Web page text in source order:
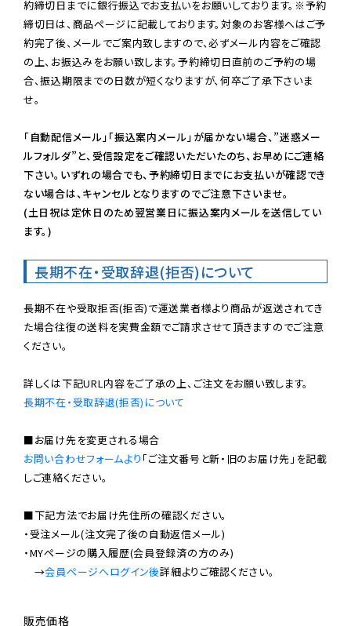
約締切日までに銀行振込でお支払いをお願いしております。※予約
締切日は、商品ページに記載しております。対象のお客様へはご予
約完了後、メールでご案内致しますので、必ずメール内容をご確認
の上、お振込みをお願い致します。予約締切日直前のご予約の場
合、振込期限までの日数が短くなりますが、何卒ご了承下さいま
せ。
「自動配信メール」「振込案内メール」が届かない場合、”迷惑メー
ルフォルダ”と、受信設定をご確認いただいたのち、お早めにご連絡
下さい。いずれの場合でも、予約締切日までにお支払いが確認でき
ない場合は、キャンセルとなりますのでご注意下さいませ。
(土日祝は定休日のため翌営業日に振込案内メールを送信してい
ます。)
長期不在・受取辞退(拒否)について
長期不在や受取拒否(拒否)で運送業者様より商品が返送されてき
た場合往復の送料を実費金額でご請求させて頂きますのでご注意
ください。
長期不在・受取辞退(拒否)について
お問い合わせフォームより 「ご注文番号と新・旧のお届け先」を記載
しご連絡ください。
■下記方法でお届け先住所の確認ください。
・受注メール(注文完了後の自動返信メール)
・MYページの購入履歴(会員登録済の方のみ)
→会員ページへログイン後